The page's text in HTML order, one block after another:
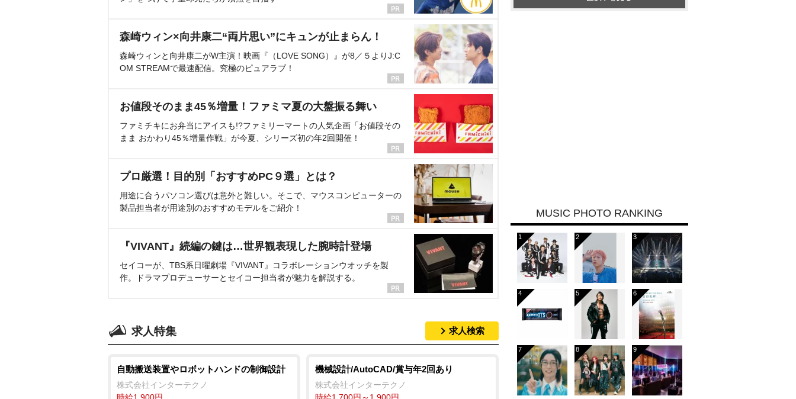
森崎ウィン×向井康二“両片思い”にキュンが止まらん！
森崎ウィンと向井康二がW主演！映画『（LOVE SONG）』が8／５よりJ:C
OM STREAMで最速配信。究極のピュアラブ！
お値段そのまま45％増量！ファミマ夏の大盤振る舞い
ファミチキにお弁当にアイスも!?ファミリーマートの人気企画「お値段その
まま おかわり45％増量作戦」が今夏、シリーズ初の年2回開催！
プロ厳選！目的別「おすすめPC９選」とは？
用途に合うパソコン選びは意外と難しい。そこで、マウスコンピューターの
製品担当者が用途別のおすすめモデルをご紹介！
『VIVANT』続編の鍵は…世界観表現した腕時計登場
セイコーが、TBS系日曜劇場『VIVANT』コラボレーションウオッチを製
作。ドラマプロデューサーとセイコー担当者が魅力を解説する。
求人特集 求人検索
自動搬送装置やロボットハンドの制御設計
株式会社インターテクノ
時給1,900円
機械設計/AutoCAD/賞与年2回あり
株式会社インターテクノ
時給1,700円～1,900円
MUSIC PHOTO RANKING